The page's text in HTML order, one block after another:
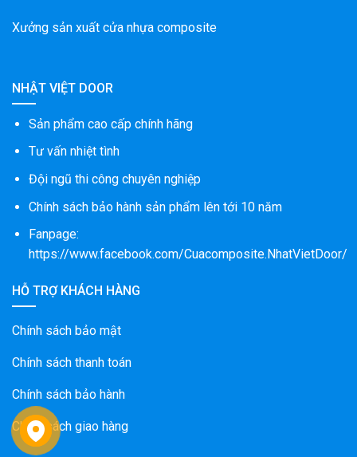
Xưởng sản xuất cửa nhựa composite
NHẬT VIỆT DOOR
Sản phẩm cao cấp chính hãng
Tư vấn nhiệt tình
Đội ngũ thi công chuyên nghiệp
Chính sách bảo hành sản phẩm lên tới 10 năm
Fanpage:
https://www.facebook.com/Cuacomposite.NhatVietDoor/
HỖ TRỢ KHÁCH HÀNG
Chính sách bảo mật
Chính sách thanh toán
Chính sách bảo hành
Chính sách giao hàng